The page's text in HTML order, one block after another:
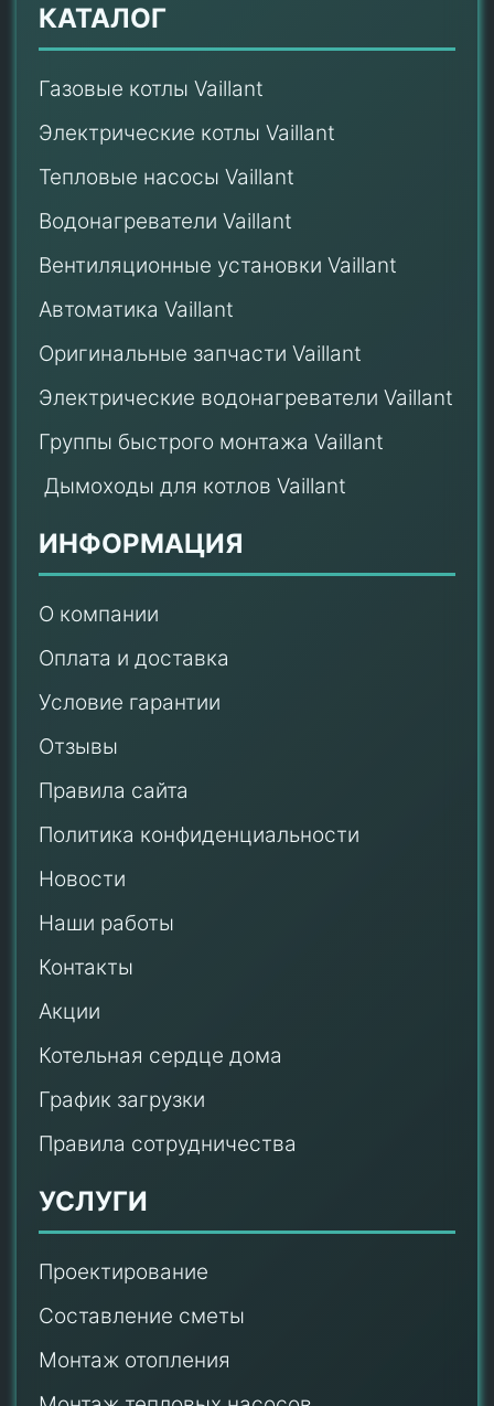
КАТАЛОГ
Газовые котлы Vaillant
Электрические котлы Vaillant
Тепловые насосы Vaillant
Водонагреватели Vaillant
Вентиляционные установки Vaillant
Автоматика Vaillant
Оригинальные запчасти Vaillant
Электрические водонагреватели Vaillant
Группы быстрого монтажа Vaillant
Дымоходы для котлов Vaillant
ИНФОРМАЦИЯ
О компании
Оплата и доставка
Условие гарантии
Отзывы
Правила сайта
Политика конфиденциальности
Новости
Наши работы
Контакты
Акции
Котельная сердце дома
График загрузки
Правила сотрудничества
УСЛУГИ
Проектирование
Составление сметы
Монтаж отопления